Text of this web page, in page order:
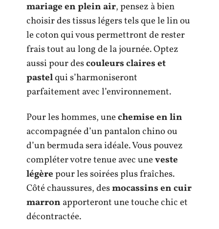
mariage en plein air, pensez à bien
choisir des tissus légers tels que le lin ou
le coton qui vous permettront de rester
frais tout au long de la journée. Optez
aussi pour descouleurs claires et
pastelqui s’harmoniseront
parfaitement avec l’environnement.
Pour les hommes, unechemise en lin
accompagnée d’un pantalon chino ou
d’un bermuda sera idéale. Vous pouvez
compléter votre tenue avec uneveste
légèrepour les soirées plus fraîches.
Côté chaussures, desmocassins en cuir
marron apporteront une touche chic et
décontractée.